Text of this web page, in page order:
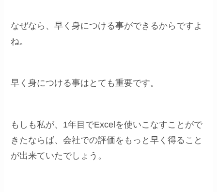
なぜなら、早く身につける事ができるからですよ
ね。
早く身につける事はとても重要です。
もしも私が、1年目でExcelを使いこなすことがで
きたならば、会社での評価をもっと早く得ること
が出来ていたでしょう。